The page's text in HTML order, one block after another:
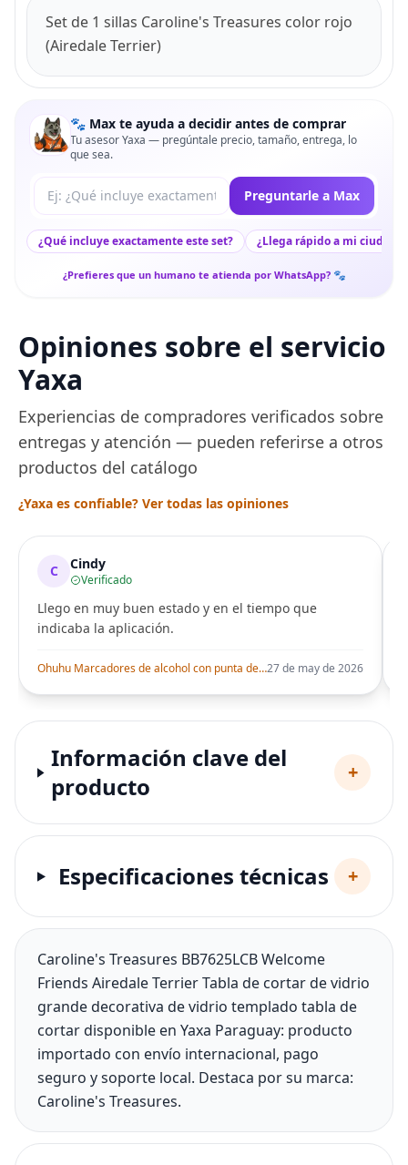
Set de 1 sillas Caroline's Treasures color rojo
(Airedale Terrier)
🐾 Max te ayuda a decidir antes de comprar
Tu asesor Yaxa — pregúntale precio, tamaño, entrega, lo
que sea.
Tu pregunta a Max Preguntarle a Max
¿Qué incluye exactamente este set? ¿Llega rápido a mi ciudad?
¿Prefieres que un humano te atienda por WhatsApp? 🐾
Opiniones sobre el servicio
Yaxa
Experiencias de compradores verificados sobre
entregas y atención — pueden referirse a otros
productos del catálogo
¿Yaxa es confiable? Ver todas las opiniones
C Cindy
Verificado
Llego en muy buen estado y en el tiempo que
indicaba la aplicación.
Ohuhu Marcadores de alcohol con punta de pincel – Juego de marcadores artísticos de doble punta con certificación AP para artistas adultos27 de may de 2026
Información clave del
producto
+
Especificaciones técnicas +
Caroline's Treasures BB7625LCB Welcome
Friends Airedale Terrier Tabla de cortar de vidrio
grande decorativa de vidrio templado tabla de
cortar disponible en Yaxa Paraguay: producto
importado con envío internacional, pago
seguro y soporte local. Destaca por su marca:
Caroline's Treasures.